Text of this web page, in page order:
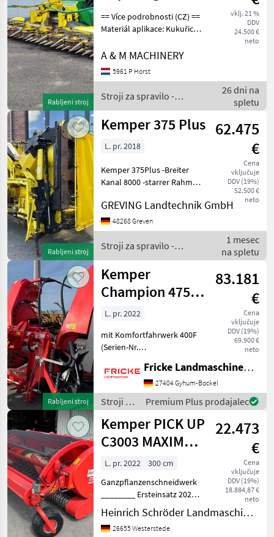
Rabljeni stroj
vklj. 21 %
DDV
24.500 €
neto
== Více podrobnosti (CZ) ==
Materiál aplikace: Kukuřice
pro: Zemědělské stroje
Weitere Informationen (DE)
A & M MACHINERY
5961 P Horst
Stroji za spravilo -
poljedelstvo / Kemper
26 dni na
spletu
Rabljeni stroj
Kemper 375 Plus 62.475
€
Cena
vključuje
DDV (19%)
52.500 €
neto
L. pr. 2018
Kemper 375Plus -Breiter
Kanal 8000 -starrer Rahmen
Automatikkupplung -
autom. Höhenführung AHC
-Lenkhilfe RowSense -inkl.
Kemper 300F Komfort
GREVING Landtechnik GmbH
48268 Greven
Stroji za spravilo -
poljedelstvo / Kemper
1 mesec
na spletu
Rabljeni stroj
Kemper
Champion 475
Plus
83.181
€
Cena
vključuje
DDV (19%)
69.900 €
neto
L. pr. 2022
mit Komfortfahrwerk 400F
(Serien-Nr.
elektrohydraulischer
Pendelrahmen, Lenkhilfe,
DEMO-Maschine Kombajn
tip glave: Glava za koruzo
Stroji za sp
Fricke Landmaschinen GmbH
27404 Gyhum-Bockel
Stroji za
spravilo
-
poljedelstvo
/
Kemper
Premium Plus prodajalec
Kemper PICK UP
C3003 MAXIMUM
| CLAAS
22.473
€
Cena
vključuje
DDV (19%)
18.884,87 €
neto
L. pr. 2022
300 cm
Ganzpflanzenschneidwerk
________ Ersteinsatz 2024,
Edelstahlabstreifer für
Pickup, Mittlere Stützrolle,
Kunststoff-Gleitelemente,
Heinrich Schröder Landmaschinen KG Westerstede
26655 Westerstede